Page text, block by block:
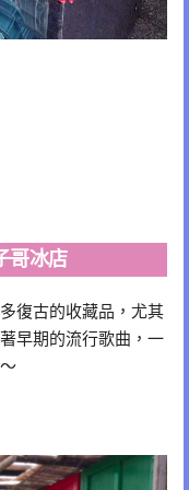
哥冰店
復古的收藏品，尤其
早期的流行歌曲，一